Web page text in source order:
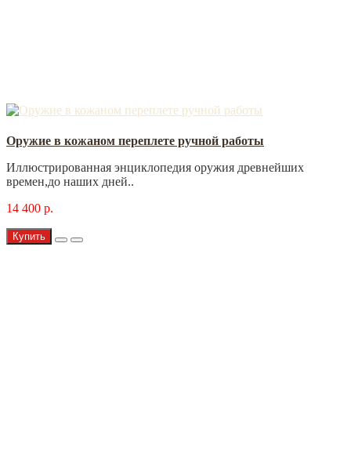
Оружие в кожаном переплете ручной работы
Иллюстрированная энциклопедия оружия древнейших
времен,до наших дней..
14 400 р.
Купить